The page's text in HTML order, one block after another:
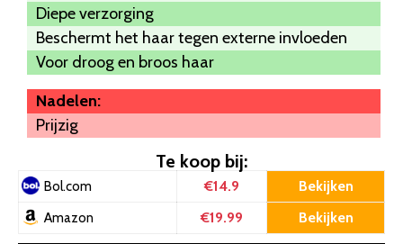
Diepe verzorging
Beschermt het haar tegen externe invloeden
Voor droog en broos haar
Nadelen:
Prijzig
Te koop bij:
Bol.com €14.9 Bekijken
Amazon €19.99 Bekijken